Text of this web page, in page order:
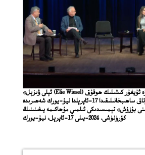
«ئېلى ۋىزېل (Elie Wiesel) فوندى»، دۇنيا ئۇيغۇر قۇرۇلتىيى ۋە ئۇيغۇر كىشىلىك ھوقۇق
قۇرۇلۇشى قاتارلىقلارنىڭ ئورتاق ساھىبخانىلىقىدا 17-ئاپرېلدا نيۇ-يورك شەھىرىدە
بۇزۇش» تېمىسىدىكى ئىلمىي مۇھاكىمە يىغىنىنىڭ
كۆرۈنۈشى. 2024-يىلى 17-ئاپرېل، نيۇ-يورك